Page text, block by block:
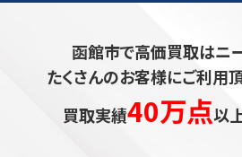
函館市で高価買取はニ
たくさんのお客様にご利用
買取実績40万点以